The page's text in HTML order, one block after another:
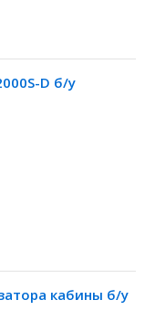
D б/у
кабины б/у